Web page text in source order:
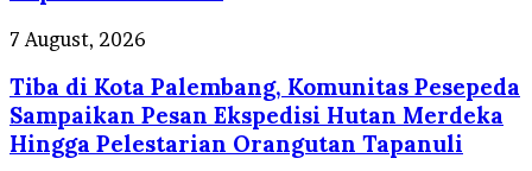
Kito
Level
Up,
Pelaku
Usaha
di
Tiba
Kota
Palembang,
Komunitas
Pesepeda
7 August, 2026
Tiba di Kota Palembang, Komunitas Pesepeda
Sampaikan Pesan Ekspedisi Hutan Merdeka
Hingga Pelestarian Orangutan Tapanuli